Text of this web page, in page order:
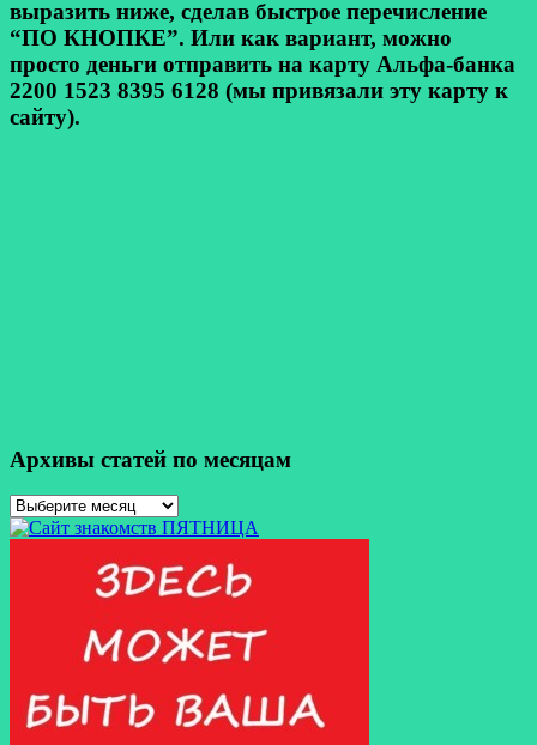
выразить ниже, сделав быстрое перечисление
“ПО КНОПКЕ”. Или как вариант, можно
просто деньги отправить на карту Альфа-банка
2200 1523 8395 6128 (мы привязали эту карту к
сайту).
Архивы статей по месяцам
Архивы
статей